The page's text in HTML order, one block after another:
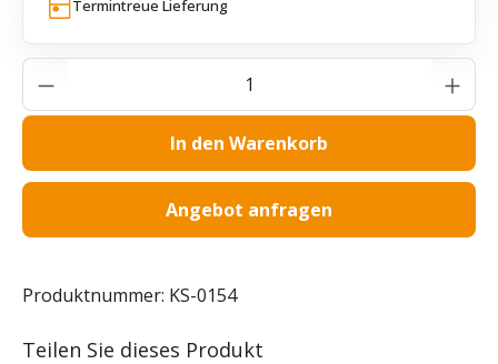
Termintreue Lieferung
Produkt Anzahl: Gib den gewünschten
In den Warenkorb
Angebot anfragen
Produktnummer: KS-0154
Teilen Sie dieses Produkt